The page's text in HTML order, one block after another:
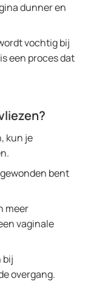
dunner en
vochtig bij
een proces dat
kun je
bent
meer
vaginale
bij
overgang.